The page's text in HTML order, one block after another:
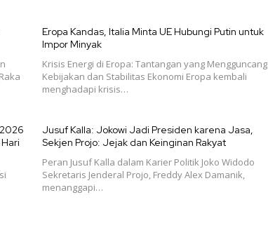
Eropa Kandas, Italia Minta UE Hubungi Putin untuk
Impor Minyak
Krisis Energi di Eropa: Tantangan yang Mengguncang
Kebijakan dan Stabilitas Ekonomi Eropa kembali
menghadapi krisis…
Jusuf Kalla: Jokowi Jadi Presiden karena Jasa,
Sekjen Projo: Jejak dan Keinginan Rakyat
Peran Jusuf Kalla dalam Karier Politik Joko Widodo
Sekretaris Jenderal Projo, Freddy Alex Damanik,
menanggapi…